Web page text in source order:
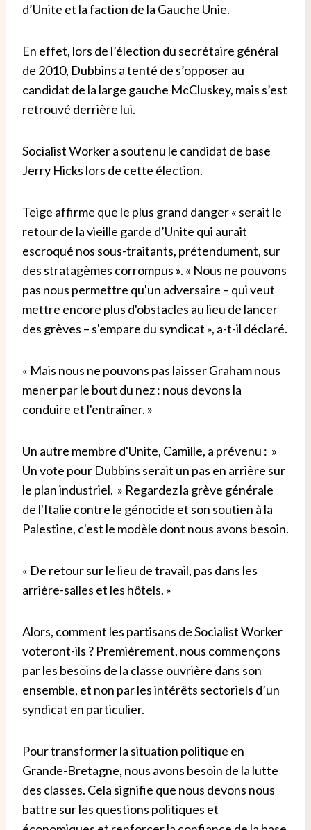
d’Unite et la faction de la Gauche Unie.
En effet, lors de l’élection du secrétaire général
de 2010, Dubbins a tenté de s’opposer au
candidat de la large gauche McCluskey, mais s’est
retrouvé derrière lui.
Socialist Worker a soutenu le candidat de base
Jerry Hicks lors de cette élection.
Teige affirme que le plus grand danger « serait le
retour de la vieille garde d’Unite qui aurait
escroqué nos sous-traitants, prétendument, sur
des stratagèmes corrompus ». « Nous ne pouvons
pas nous permettre qu'un adversaire – qui veut
mettre encore plus d'obstacles au lieu de lancer
des grèves – s'empare du syndicat », a-t-il déclaré.
« Mais nous ne pouvons pas laisser Graham nous
mener par le bout du nez : nous devons la
conduire et l'entraîner. »
Un autre membre d'Unite, Camille, a prévenu : »
Un vote pour Dubbins serait un pas en arrière sur
le plan industriel. » Regardez la grève générale
de l'Italie contre le génocide et son soutien à la
Palestine, c'est le modèle dont nous avons besoin.
« De retour sur le lieu de travail, pas dans les
arrière-salles et les hôtels. »
Alors, comment les partisans de Socialist Worker
voteront-ils ? Premièrement, nous commençons
par les besoins de la classe ouvrière dans son
ensemble, et non par les intérêts sectoriels d’un
syndicat en particulier.
Pour transformer la situation politique en
Grande-Bretagne, nous avons besoin de la lutte
des classes. Cela signifie que nous devons nous
battre sur les questions politiques et